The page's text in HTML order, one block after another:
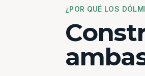
¿POR QUÉ LOS